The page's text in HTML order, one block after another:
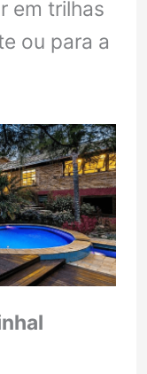
em trilhas
ou para a